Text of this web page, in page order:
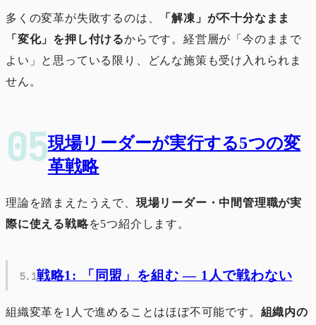
多くの変革が失敗するのは、
「解凍」が不十分なまま
「変化」を押し付けるからです。経営層が「今のままで
よい」と思っている限り、どんな施策も受け入れられま
せん。
現場リーダーが実行する5つの変
革戦略
理論を踏まえたうえで、 現場リーダー・中間管理職が実
際に使える戦略を5つ紹介します。
戦略1: 「同盟」を組む ― 1人で戦わない
組織変革を1人で進めることはほぼ不可能です。 組織内の